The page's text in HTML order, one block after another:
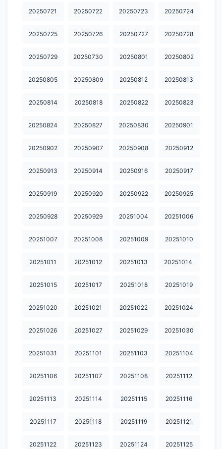
20250721 20250722 20250723 20250724
20250725 20250726 20250727 20250728
20250729 20250730 20250801 20250802
20250805 20250809 20250812 20250813
20250814 20250818 20250822 20250823
20250824 20250827 20250830 20250901
20250902 20250907 20250908 20250912
20250913 20250914 20250916 20250917
20250919 20250920 20250922 20250925
20250928 20250929 20251004 20251006
20251007 20251008 20251009 20251010
20251011 20251012 20251013 20251014.
20251015 20251017 20251018 20251019
20251020 20251021 20251022 20251024
20251026 20251027 20251029 20251030
20251031 20251101 20251103 20251104
20251106 20251107 20251108 20251112
20251113 20251114 20251115 20251116
20251117 20251118 20251119 20251121
20251122 20251123 20251124 20251125